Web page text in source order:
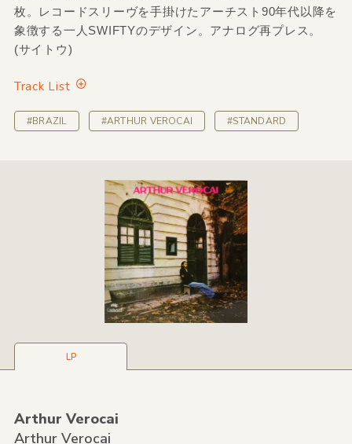
枚。レコードスリーヴを手掛けたアーチスト90年代以降を
象徴する一人SWIFTYのデザイン。アナログ再プレス。
(サイトウ)
Track List
#BRAZIL #ARTHUR VEROCAI #STANDARD
LP
Arthur Verocai
Arthur Verocai